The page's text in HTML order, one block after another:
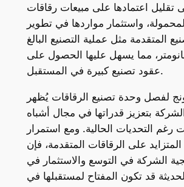
تقليل اعتمادها على مبيعات رقاقات
واستثمار مواردها في تطوير
المتقدمة مثل عملية التصنيع البالغ
2 نانومتر، مما يسهل عليها الحصول على
عقود تصنيع كبيرة في المستقبل.
لفصل وحدة تصنيع الرقاقات يُظهر
بتعزيز قدراتها في مجال أشباه
رغم التحديات الحالية. ومع استمرار
على الرقاقات المتقدمة، فإن
الشركة في التوسع والاستثمار في
قد تكون المفتاح لمستقبلها في